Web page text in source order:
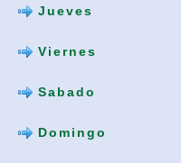
Jueves
Viernes
Sabado
Domingo